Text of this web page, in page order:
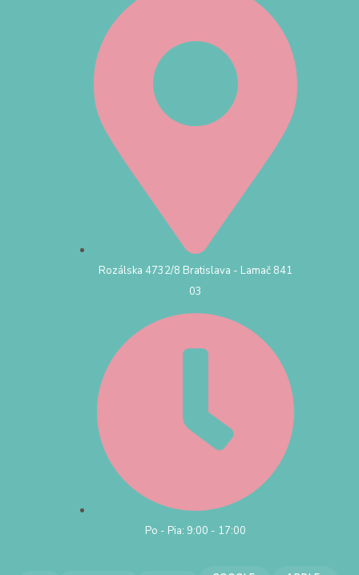
Rozálska 4732/8 Bratislava - Lamač 841
03
Po - Pia: 9:00 - 17:00